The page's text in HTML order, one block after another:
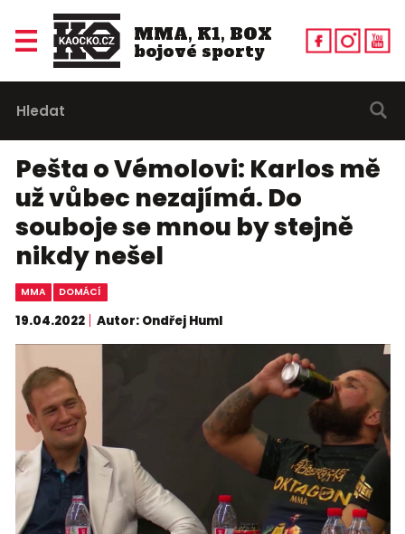
MMA, K1, BOX
bojové sporty
Pešta o Vémolovi: Karlos mě
už vůbec nezajímá. Do
souboje se mnou by stejně
nikdy nešel
MMA DOMÁCÍ
19.04.2022 Autor: Ondřej Huml